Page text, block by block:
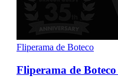
Fliperama de Boteco
Fliperama de